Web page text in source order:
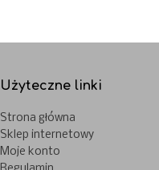
Użyteczne linki
Strona główna
Sklep internetowy
Moje konto